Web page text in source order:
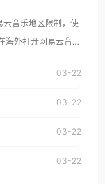
及版权限制问题，且
、欧洲等国家和地区
云音乐地区限制，使
个问题
的问题，无论人在
03-22
03-22
03-22
03-22